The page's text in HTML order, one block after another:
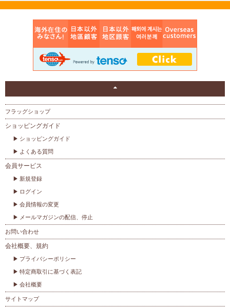
フラッグショップ
ショッピングガイド
ショッピングガイド
よくある質問
会員サービス
新規登録
ログイン
会員情報の変更
メールマガジンの配信、停止
お問い合わせ
会社概要、規約
プライバシーポリシー
特定商取引に基づく表記
会社概要
サイトマップ